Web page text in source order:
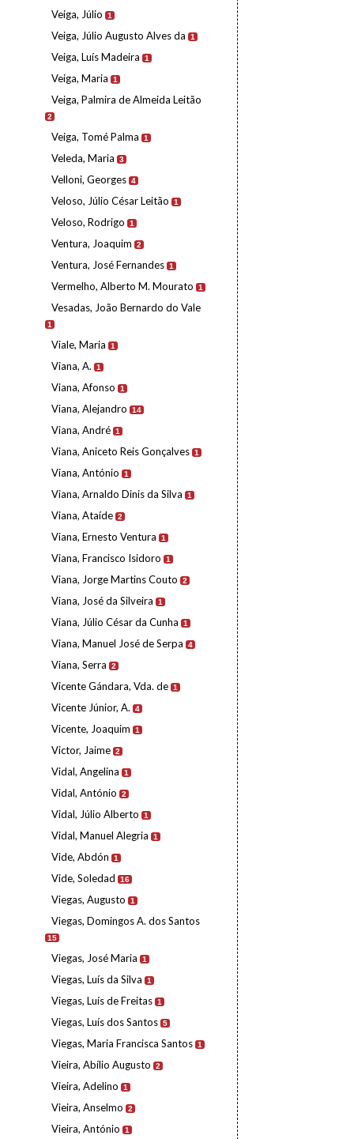
Veiga, Júlio 1
Veiga, Júlio Augusto Alves da 1
Veiga, Luís Madeira 1
Veiga, Maria 1
Veiga, Palmira de Almeida Leitão
2
Veiga, Tomé Palma 1
Veleda, Maria 3
Velloni, Georges 4
Veloso, Júlio César Leitão 1
Veloso, Rodrigo 1
Ventura, Joaquim 2
Ventura, José Fernandes 1
Vermelho, Alberto M. Mourato 1
Vesadas, João Bernardo do Vale
1
Viale, Maria 1
Viana, A. 1
Viana, Afonso 1
Viana, Alejandro 14
Viana, André 1
Viana, Aniceto Reis Gonçalves 1
Viana, António 1
Viana, Arnaldo Dinis da Silva 1
Viana, Ataíde 2
Viana, Ernesto Ventura 1
Viana, Francisco Isidoro 1
Viana, Jorge Martins Couto 2
Viana, José da Silveira 1
Viana, Júlio César da Cunha 1
Viana, Manuel José de Serpa 4
Viana, Serra 2
Vicente Gándara, Vda. de 1
Vicente Júnior, A. 4
Vicente, Joaquim 1
Victor, Jaime 2
Vidal, Angelina 1
Vidal, António 2
Vidal, Júlio Alberto 1
Vidal, Manuel Alegria 1
Vide, Abdón 1
Vide, Soledad 16
Viegas, Augusto 1
Viegas, Domingos A. dos Santos
15
Viegas, José Maria 1
Viegas, Luís da Silva 1
Viegas, Luís de Freitas 1
Viegas, Luís dos Santos 5
Viegas, Maria Francisca Santos 1
Vieira, Abílio Augusto 2
Vieira, Adelino 1
Vieira, Anselmo 2
Vieira, António 1